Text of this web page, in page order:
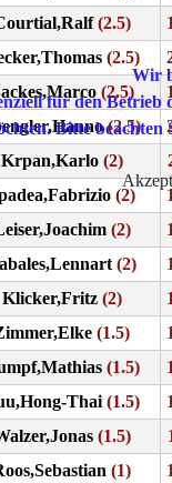
(2.5)
(2.5)
(2.5)
(2.5)
Krpan,Karlo(2)
(2)
(2)
(2)
Klicker,Fritz(2)
(1.5)
(1.5)
Thai (1.5)
(1.5)
(1)
Wir
für den
Bitte